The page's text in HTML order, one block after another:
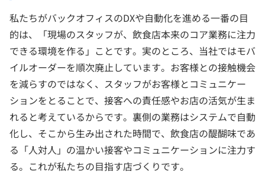
私たちがバックオフィスのDXや自動化を進める一番の目
的は、「現場のスタッフが、飲食店本来のコア業務に注力
できる環境を作る」ことです。実のところ、当社ではモバ
イルオーダーを順次廃止しています。お客様との接触機会
を減らすのではなく、スタッフがお客様とコミュニケー
ションをとることで、接客への責任感やお店の活気が生ま
れると考えているからです。裏側の業務はシステムで自動
化し、そこから生み出された時間で、飲食店の醍醐味であ
る「人対人」の温かい接客やコミュニケーションに注力す
る。これが私たちの目指す店づくりです。